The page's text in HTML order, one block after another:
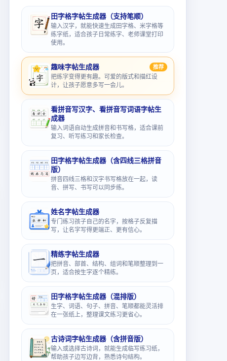
田字格字帖生成器（支持笔顺）
输入汉字，就能快速生成田字格、米字格等
练字纸，适合孩子日常练字、老师课堂打印
使用。
趣味字帖生成器 推荐
把练字变得更有趣。可爱的版式和描红设
计，让孩子愿意多写一会儿。
看拼音写汉字、看拼音写词语字帖生
成器
输入词语自动生成拼音和书写格，适合课前
复习、听写练习和家长检查。
田字格字帖生成器（含四线三格拼音
版）
拼音四线三格和汉字书写格放在一起，读
音、拼写、书写可以同步练。
姓名字帖生成器
专门练习孩子自己的名字，按格子反复描
写，让名字写得更端正、更有信心。
精练字帖生成器
把拼音、部首、结构、组词和笔顺整理到一
页，适合按生字逐个精练。
田字格字帖生成器（混排版）
生字、词语、句子、拼音、笔顺都能灵活排
在一张纸上，整理课文练习更省心。
古诗词字帖生成器（含拼音版）
输入或选择古诗词，就能生成临写练习纸，
帮助孩子边写边背，熟悉诗句结构。